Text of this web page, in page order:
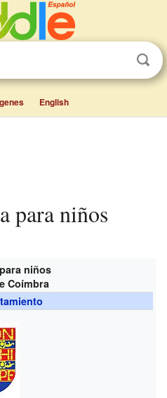
English
para niños
niños
Coímbra